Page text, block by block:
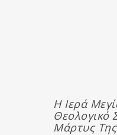
Η Ιερά
Mάρτυς